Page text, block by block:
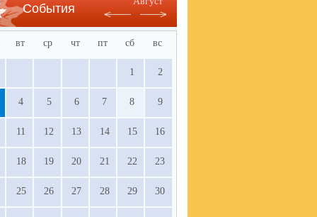
События
вт ср чт пт сб вс
1 2
4 5 6 7 8 9
11 12 13 14 15 16
18 19 20 21 22 23
25 26 27 28 29 30